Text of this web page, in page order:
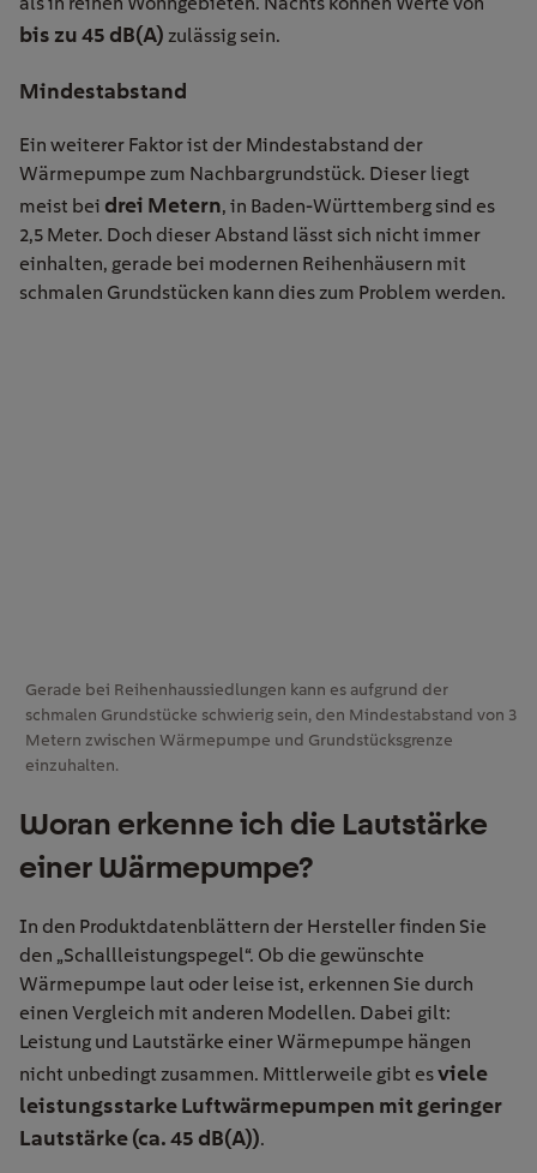
bis zu 45 dB(A) zulässig sein.
Mindestabstand
Ein weiterer Faktor ist der Mindestabstand der
Wärmepumpe zum Nachbargrundstück. Dieser liegt
meist bei drei Metern, in Baden-Württemberg sind es
2,5 Meter. Doch dieser Abstand lässt sich nicht immer
einhalten, gerade bei modernen Reihenhäusern mit
schmalen Grundstücken kann dies zum Problem werden.
Gerade bei Reihenhaussiedlungen kann es aufgrund der
schmalen Grundstücke schwierig sein, den Mindestabstand von 3
Metern zwischen Wärmepumpe und Grundstücksgrenze
einzuhalten.
Woran erkenne ich die Lautstärke
einer Wärmepumpe?
In den Produktdatenblättern der Hersteller finden Sie
den „Schallleistungspegel“. Ob die gewünschte
Wärmepumpe laut oder leise ist, erkennen Sie durch
einen Vergleich mit anderen Modellen. Dabei gilt:
Leistung und Lautstärke einer Wärmepumpe hängen
nicht unbedingt zusammen. Mittlerweile gibt esviele
leistungsstarke Luftwärmepumpen mit geringer
Lautstärke (ca. 45 dB(A)).